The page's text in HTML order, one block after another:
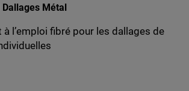
Métal
à l’emploi fibré pour les dallages de